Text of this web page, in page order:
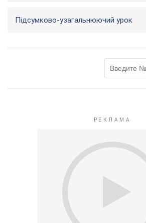
Підсумково-узагальнюючий урок